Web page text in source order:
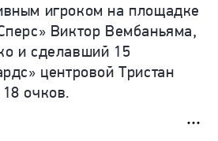
игроком на площадке
Виктор Вембаньяма,
и сделавший 15
центровой Тристан
очков.